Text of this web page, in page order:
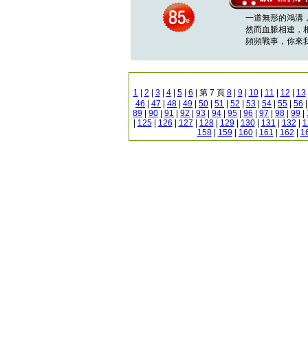
一道無形的鴻溝，
然而血脈相連，
頻頻戰事，你來
1 2 3| 4| 5| 6 | 第 7 頁 8| 9| 10| 11 12 13
46
47 48 49 50 51 52 53 54 55 56
89
90 91 92 93 94 95 96 97 98 99
125| 126 127 128| 129| 130| 131 132
158| 159| 160| 161 162